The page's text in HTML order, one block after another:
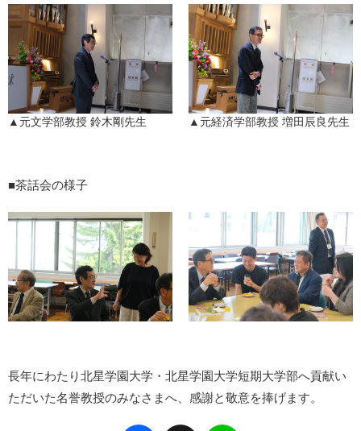
▲元文学部教授 鈴木剛先生 ▲元経済学部教授 増田辰良先生
■茶話会の様子
長年にわたり北星学園大学・北星学園大学短期大学部へ貢献い
ただいた名誉教授のみなさまへ、感謝と敬意を捧げます。